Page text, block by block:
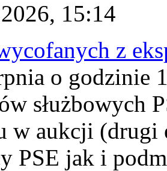
15:14
z
o godzinie
służbowych
w aukcji (drugi
PSE jak i